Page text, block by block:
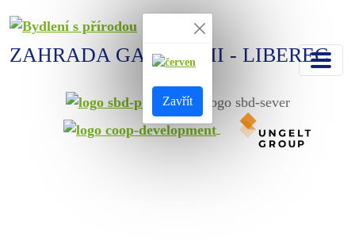
Zavřít
ZAHRADA GALLAS III - LIBEREC